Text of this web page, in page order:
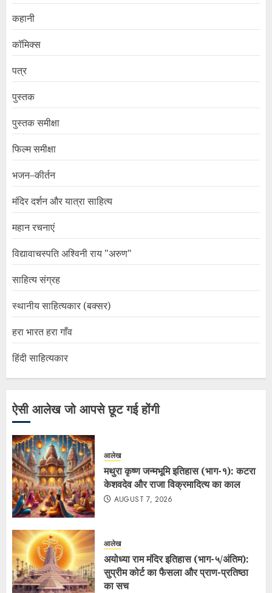
कहानी
कॉमिक्स
पत्र
पुस्तक
पुस्तक समीक्षा
फिल्म समीक्षा
भजन–कीर्तन
मंदिर दर्शन और यात्रा साहित्य
महान रचनाएं
विद्यावाचस्पति अश्विनी राय "अरुण"
साहित्य संग्रह
स्थानीय साहित्यकार (बक्सर)
हरा भारत हरा गाँव
हिंदी साहित्यकार
ऐसी आलेख जो आपसे छूट गई होंगी
आलेख
मथुरा कृष्ण जन्मभूमि इतिहास (भाग-१): कटरा
केशवदेव और राजा विक्रमादित्य का काल
AUGUST 7, 2026
आलेख
अयोध्या राम मंदिर इतिहास (भाग-५/अंतिम):
सुप्रीम कोर्ट का फैसला और प्राण-प्रतिष्ठा
का सच